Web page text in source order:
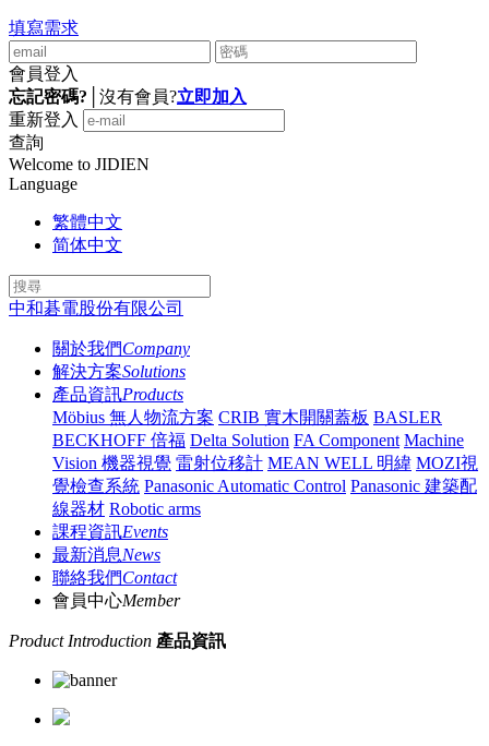
填寫需求
會員登入
忘記密碼?
沒有會員?立即加入
重新登入
查詢
Welcome to JIDIEN
Language
繁體中文
简体中文
中和碁電股份有限公司
關於我們Company
解決方案Solutions
產品資訊Products
Möbius 無人物流方案 CRIB 實木開關蓋板 BASLER
BECKHOFF 倍福 Delta Solution FA Component Machine
Vision 機器視覺 雷射位移計 MEAN WELL 明緯 MOZI視
覺檢查系統 Panasonic Automatic Control Panasonic 建築配
線器材 Robotic arms
課程資訊Events
最新消息News
聯絡我們Contact
會員中心Member
Product Introduction 產品資訊